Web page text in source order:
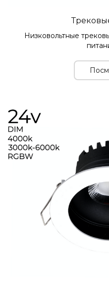
Низковольтные